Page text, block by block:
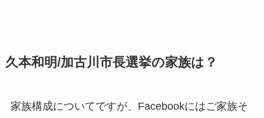
久本和明/加古川市長選挙の家族は？
家族構成についてですが、 Facebookにはご家族そ